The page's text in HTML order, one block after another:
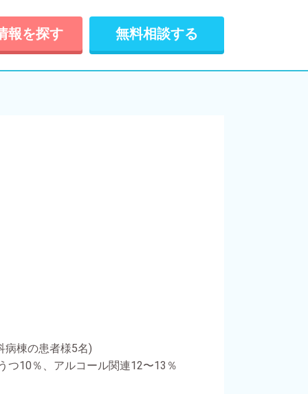
報を探す 無料相談する
棟の患者様5名)
つ10％、アルコール関連12〜13％